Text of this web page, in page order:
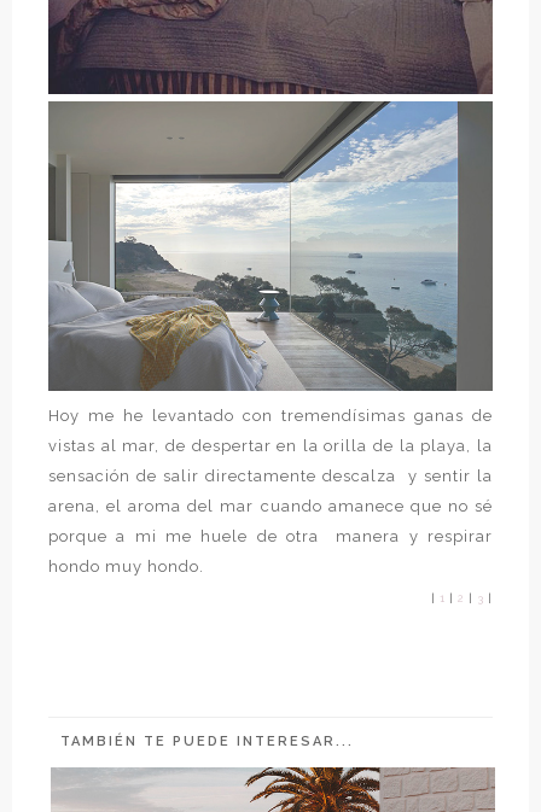
Hoy me he levantado con tremendísimas ganas de
vistas al mar, de despertar en la orilla de la playa, la
sensación de salir directamente descalza y sentir la
arena, el aroma del mar cuando amanece que no sé
porque a mi me huele de otra manera y respirar
hondo muy hondo.
1 2 3
TAMBIÉN TE PUEDE INTERESAR...